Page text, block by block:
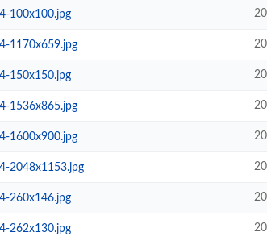
100x100.jpg
1170x659.jpg
150x150.jpg
1536x865.jpg
1600x900.jpg
2048x1153.jpg
260x146.jpg
262x130.jpg